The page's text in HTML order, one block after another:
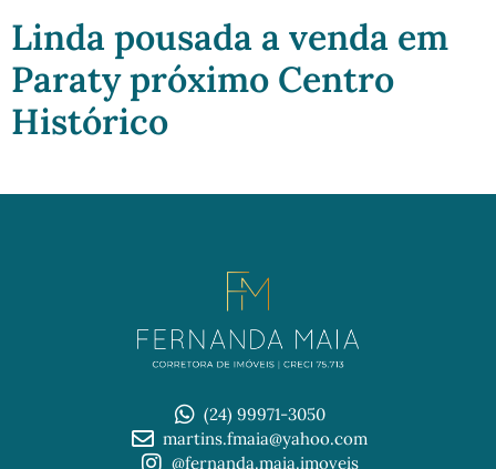
Linda pousada a venda em
Paraty próximo Centro
Histórico
(24) 99971-3050
martins.fmaia@yahoo.com
@fernanda.maia.imoveis